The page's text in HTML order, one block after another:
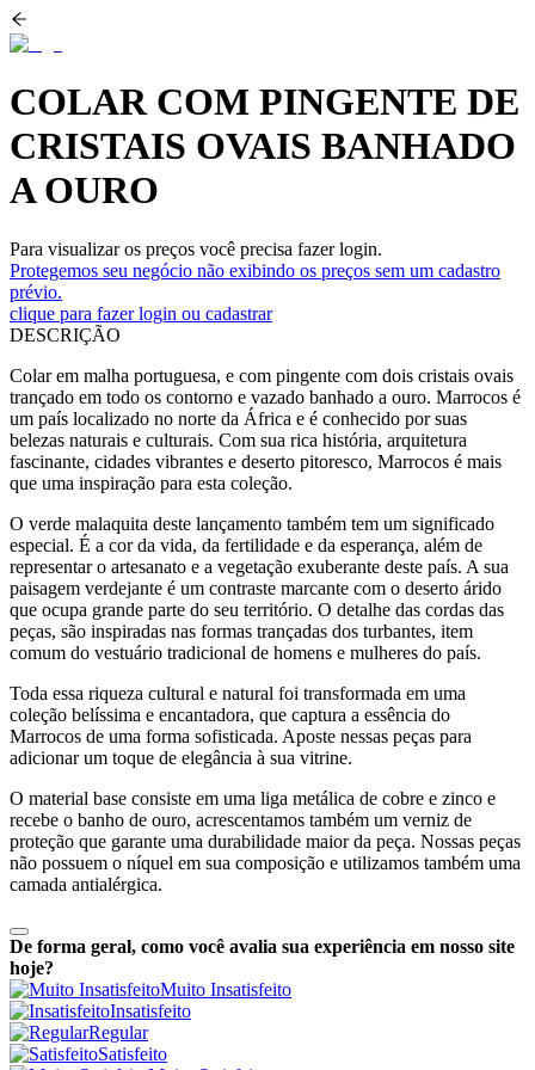
COLAR COM PINGENTE DE
CRISTAIS OVAIS BANHADO
A OURO
Para visualizar os preços você precisa fazer login.
Protegemos seu negócio não exibindo os preços sem um cadastro
prévio.
clique para fazer login ou cadastrar
DESCRIÇÃO
Colar em malha portuguesa, e com pingente com dois cristais ovais
trançado em todo os contorno e vazado banhado a ouro. Marrocos é
um país localizado no norte da África e é conhecido por suas
belezas naturais e culturais. Com sua rica história, arquitetura
fascinante, cidades vibrantes e deserto pitoresco, Marrocos é mais
que uma inspiração para esta coleção.
O verde malaquita deste lançamento também tem um significado
especial. É a cor da vida, da fertilidade e da esperança, além de
representar o artesanato e a vegetação exuberante deste país. A sua
paisagem verdejante é um contraste marcante com o deserto árido
que ocupa grande parte do seu território. O detalhe das cordas das
peças, são inspiradas nas formas trançadas dos turbantes, item
comum do vestuário tradicional de homens e mulheres do país.
Toda essa riqueza cultural e natural foi transformada em uma
coleção belíssima e encantadora, que captura a essência do
Marrocos de uma forma sofisticada. Aposte nessas peças para
adicionar um toque de elegância à sua vitrine.
O material base consiste em uma liga metálica de cobre e zinco e
recebe o banho de ouro, acrescentamos também um verniz de
proteção que garante uma durabilidade maior da peça. Nossas peças
não possuem o níquel em sua composição e utilizamos também uma
camada antialérgica.
De forma geral, como você avalia sua experiência em nosso site
hoje?
Muito Insatisfeito
Insatisfeito
Regular
Satisfeito